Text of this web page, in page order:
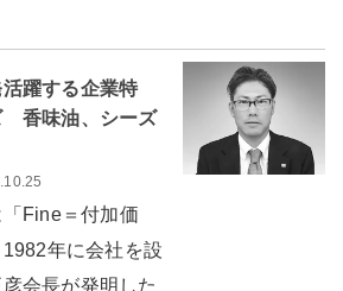
躍する企業特
香味油、シーズ
Fine＝付加価
年に会社を設
会長が発明した